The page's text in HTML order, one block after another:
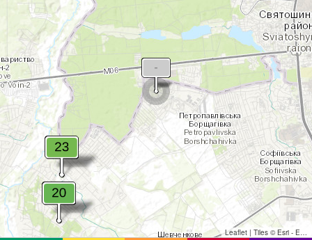
Leaflet | Tiles © Esri - Esri, DeLorme, NAVTEQ, TomTom, Intermap, iPC, USGS, FAO, NPS, NRCAN, GeoBase, Kadaster NL, Ordnance Survey, Esri Japan, METI, Esri China (Hong Kong), and the GIS User Community